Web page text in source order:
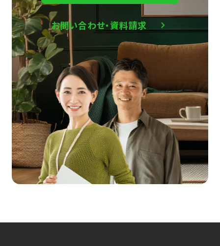
お問い合わせ・資料請求